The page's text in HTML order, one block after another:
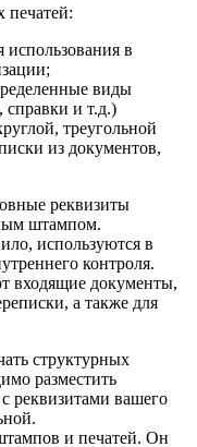
печатей:
использования в
виды
справки и т.д.)
треугольной
из документов,
реквизиты
штампом.
используются в
контроля.
входящие документы,
а также для
структурных
разместить
реквизитами вашего
и печатей. Он